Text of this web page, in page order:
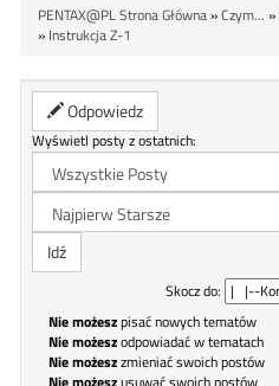
PENTAX@PL Strona Główna»Czym... »
» Instrukcja Z-1
Odpowiedz
Wyświetl posty z ostatnich:
Skocz do:
Nie możeszpisać nowych tematów
Nie możeszodpowiadać w tematach
Nie możeszzmieniać swoich postów